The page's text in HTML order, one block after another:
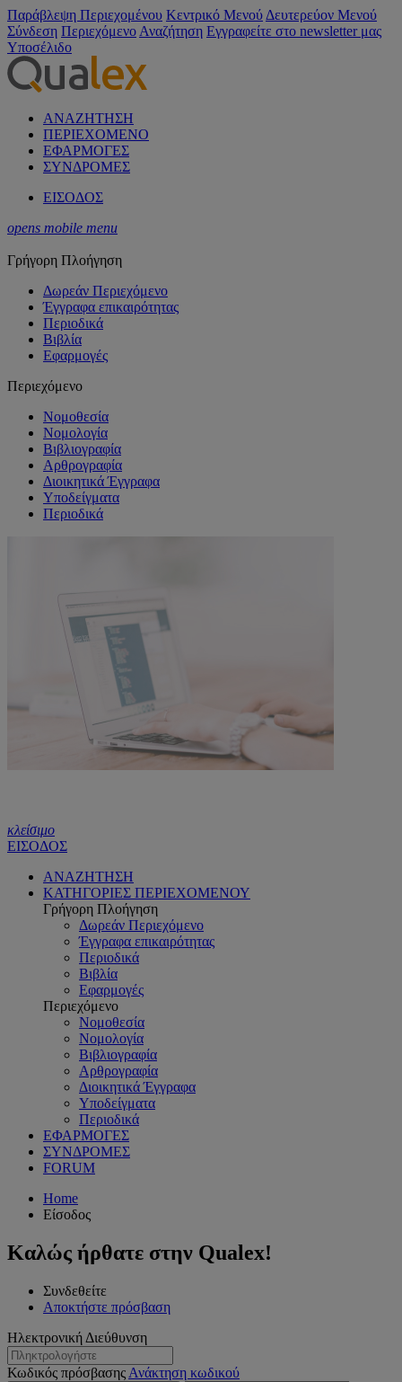
Παράβλεψη Περιεχομένου Κεντρικό Μενού Δευτερεύον Μενού
Σύνδεση Περιεχόμενο Αναζήτηση Εγγραφείτε στο newsletter μας
Υποσέλιδο
ΑΝΑΖΗΤΗΣΗ
ΠΕΡΙΕΧΟΜΕΝΟ
ΕΦΑΡΜΟΓΕΣ
ΣΥΝΔΡΟΜΕΣ
ΕΙΣΟΔΟΣ
opens mobile menu
Γρήγορη Πλοήγηση
Δωρεάν Περιεχόμενο
Έγγραφα επικαιρότητας
Περιοδικά
Βιβλία
Εφαρμογές
Περιεχόμενο
Νομοθεσία
Νομολογία
Βιβλιογραφία
Αρθρογραφία
Διοικητικά Έγγραφα
Υποδείγματα
Περιοδικά
κλείσιμο
ΕΙΣΟΔΟΣ
ΑΝΑΖΗΤΗΣΗ
ΚΑΤΗΓΟΡΙΕΣ ΠΕΡΙΕΧΟΜΕΝΟΥ
Γρήγορη Πλοήγηση
Δωρεάν Περιεχόμενο
Έγγραφα επικαιρότητας
Περιοδικά
Βιβλία
Εφαρμογές
Περιεχόμενο
Νομοθεσία
Νομολογία
Βιβλιογραφία
Αρθρογραφία
Διοικητικά Έγγραφα
Υποδείγματα
Περιοδικά
ΕΦΑΡΜΟΓΕΣ
ΣΥΝΔΡΟΜΕΣ
FORUM
Home
Είσοδος
Καλώς ήρθατε στην Qualex!
Συνδεθείτε
Αποκτήστε πρόσβαση
Ηλεκτρονική Διεύθυνση
Κωδικός πρόσβασης Ανάκτηση κωδικού